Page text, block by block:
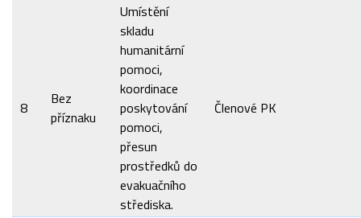
8
Bez
příznaku
Umístění
skladu
humanitární
pomoci,
koordinace
poskytování
pomoci,
přesun
prostředků do
evakuačního
střediska.
Členové PK